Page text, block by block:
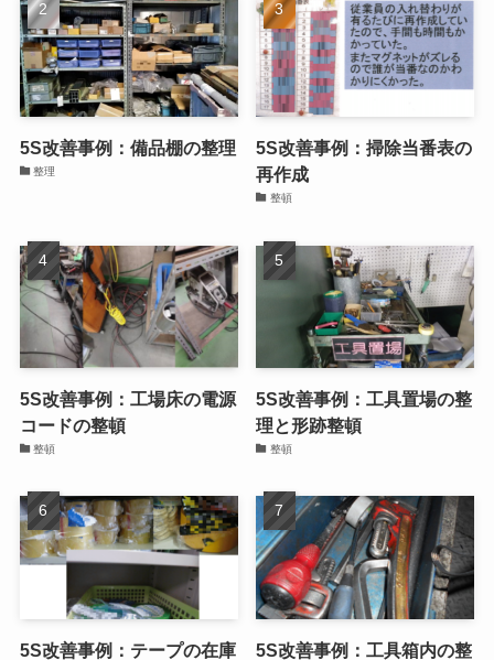
5S改善事例：備品棚の整理
整理
5S改善事例：掃除当番表の
再作成
整頓
5S改善事例：工場床の電源
コードの整頓
整頓
5S改善事例：工具置場の整
理と形跡整頓
整頓
5S改善事例：テープの在庫
5S改善事例：工具箱内の整